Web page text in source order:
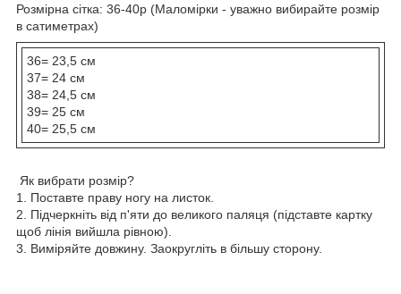
Розмірна сітка: 36-40р (Маломірки - уважно вибирайте розмір
в сатиметрах)
36= 23,5 см
37= 24 см
38= 24,5 см
39= 25 см
40= 25,5 см
Як вибрати розмір?
1. Поставте праву ногу на листок.
2. Підчеркніть від п'яти до великого паляця (підставте картку
щоб лінія вийшла рівною).
3. Виміряйте довжину. Заокругліть в більшу сторону.